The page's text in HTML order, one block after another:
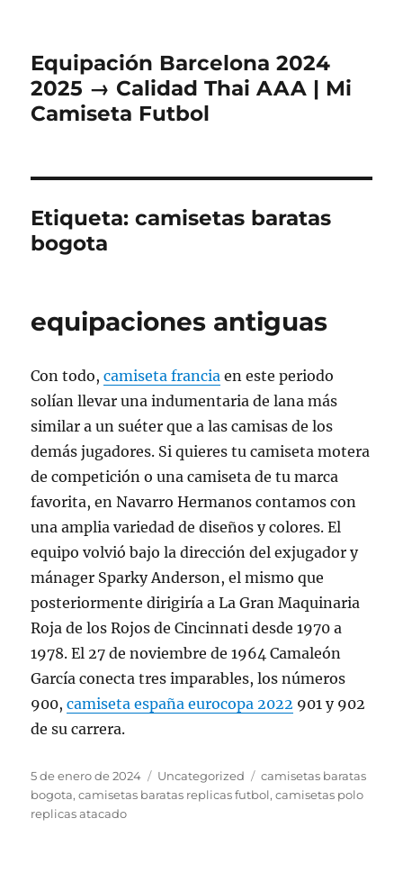
Equipación Barcelona 2024
2025 → Calidad Thai AAA | Mi
Camiseta Futbol
Etiqueta:camisetas baratas
bogota
equipaciones antiguas
Con todo,camiseta francia en este periodo
solían llevar una indumentaria de lana más
similar a un suéter que a las camisas de los
demás jugadores. Si quieres tu camiseta motera
de competición o una camiseta de tu marca
favorita, en Navarro Hermanos contamos con
una amplia variedad de diseños y colores. El
equipo volvió bajo la dirección del exjugador y
mánager Sparky Anderson, el mismo que
posteriormente dirigiría a La Gran Maquinaria
Roja de los Rojos de Cincinnati desde 1970 a
1978. El 27 de noviembre de 1964 Camaleón
García conecta tres imparables, los números
900,camiseta españa eurocopa 2022 901 y 902
de su carrera.
Publicado
el
5 de enero de 2024 Categorías
Uncategorized Etiquetas
camisetas baratas
bogota,camisetas baratas replicas futbol,camisetas polo
replicas atacado